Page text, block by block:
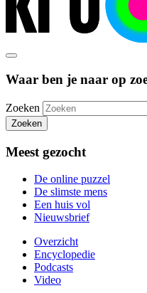
Waar ben je naar op
Zoeken
Zoeken
Meest gezocht
De online puzzel
De slimste mens
Een huis vol
Nieuwsbrief
Overzicht
Encyclopedie
Podcasts
Video